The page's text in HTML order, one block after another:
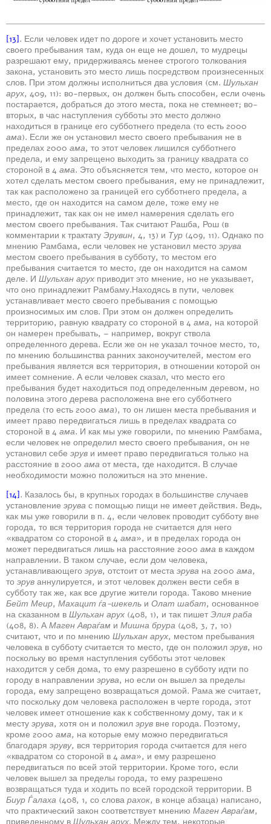
[13]. Если человек идет по дороге и хочет установить место
своего пребывания там, куда он еще не дошел, то мудрецы
разрешают ему, придерживаясь менее строгого толкования
закона, установить это место лишь посредством произнесенных
слов. При этом должны исполниться два условия (см. Шульхан
арух, 409, 11): во-первых, он должен быть способен, если очень
постарается, добраться до этого места, пока не стемнеет; во-
вторых, в час наступления субботы это место должно
находиться в границе его субботнего предела (то есть 2000
ама). Если же он установил место своего пребывания не в
пределах 2000 ама, то этот человек лишился субботнего
предела, и ему запрещено выходить за границу квадрата со
стороной в 4 ама. Это объясняется тем, что место, которое он
хотел сделать местом своего пребывания, ему не принадлежит,
так как расположено за границей его субботнего предела, а
место, где он находится на самом деле, тоже ему не
принадлежит, так как он не имел намерения сделать его
местом своего пребывания. Так считают Рашба, Рош (в
комментарии к трактату Эрувин, 4, 13) и Тур (409, 11). Однако по
мнению Рамбама, если человек не установил место эрува
местом своего пребывания в субботу, то местом его
пребывания считается то место, где он находится на самом
деле. И Шульхан арух приводит это мнение, но не указывает,
что оно принадлежит Рамбаму.Находясь в пути, человек
устанавливает место своего пребывания с помощью
произносимых им слов. При этом он должен определить
территорию, равную квадрату со стороной в 4 ама, на которой
он намерен пребывать, – например, вокруг ствола
определенного дерева. Если же он не указал точное место, то,
по мнению большинства ранних законоучителей, местом его
пребывания является вся территория, в отношении которой он
имеет сомнение. А если человек сказал, что место его
пребывания будет находиться под определенным деревом, но
половина этого дерева расположена вне его субботнего
предела (то есть 2000 ама), то он лишен места пребывания и
имеет право передвигаться лишь в пределах квадрата со
стороной в 4 ама. И как мы уже говорили, по мнению Рамбама,
если человек не определил место своего пребывания, он не
установил себе эрув и имеет право передвигаться только на
расстояние в 2000 ама от места, где находится. В случае
необходимости можно положиться на это мнение.
[14]. Казалось бы, в крупных городах в большинстве случаев
установление эрува с помощью пищи не имеет действия. Ведь,
как мы уже говорили в п. 4, если человек проводит субботу вне
города, то вся территория города не считается для него
«квадратом со стороной в 4 ама», и в пределах города он
может передвигаться лишь на расстояние 2000 ама в каждом
направлении. В таком случае, если дом человека,
устанавливающего эрув, отстоит от места эрува на 2000 ама,
то эрув аннулируется, и этот человек должен вести себя в
субботу так же, как все другие жители города. Таково мнение
Бейт Меир, Махацит ѓа-шекель и Олат шабат, основанное
на сказанном в Шульхан арух (408, 1), и так пишет Элия раба
(408, 8). А Маген Авраѓам и Мишна брура (408, 3, 7, 10)
считают, что и по мнению Шульхан арух, местом пребывания
человека в субботу считается то место, где он положил эрув, но
поскольку во время наступления субботы этот человек
находится у себя дома, то ему разрешено в субботу идти по
городу в направлении эрува, но если он вышел за пределы
города, ему запрещено возвращаться домой. Рама же считает,
что поскольку дом человека расположен в черте города, этот
человек имеет отношение как к собственному дому, так и к
месту эрува, хотя он и положил эрув вне города. Поэтому,
кроме 2000 ама, на которые ему можно передвигаться
благодаря эруву, вся территория города считается для него
«квадратом со стороной в 4 ама», и ему разрешено
передвигаться по всей этой территории. Кроме того, если
человек вышел за пределы города, то ему разрешено
возвращаться туда и ходить по всей городской территории. В
Биур Ѓалаха (408, 1, со слова рахок, в конце абзаца) написано,
что практический закон соответствует мнению Маген Авраѓам,
приведенному в Шульхан арух. Между тем, некоторые